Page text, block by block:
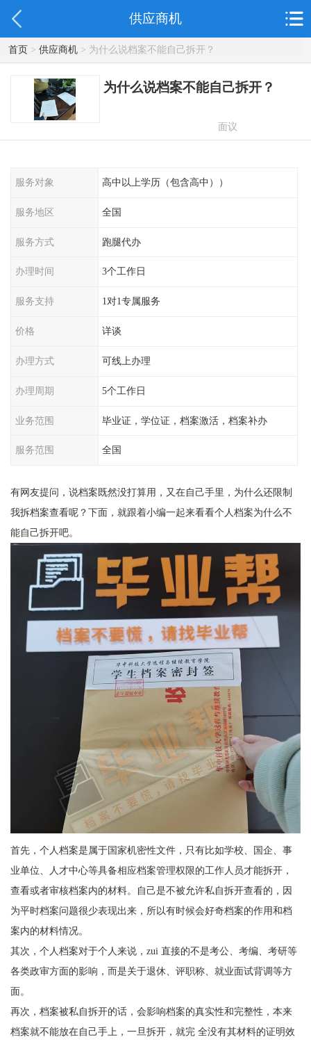
供应商机
首页> 供应商机> 为什么说档案不能自己拆开？
为什么说档案不能自己拆开？
面议
服务对象 高中以上学历（包含高中））
服务地区 全国
服务方式 跑腿代办
办理时间 3个工作日
服务支持 1对1专属服务
价格 详谈
办理方式 可线上办理
办理周期 5个工作日
业务范围 毕业证，学位证，档案激活，档案补办
服务范围 全国
有网友提问，说档案既然没打算用，又在自己手里，为什么还限制
我拆档案查看呢？下面，就跟着小编一起来看看个人档案为什么不
能自己拆开吧。
首先，个人档案是属于国家机密性文件，只有比如学校、国企、事
业单位、人才中心等具备相应档案管理权限的工作人员才能拆开，
查看或者审核档案内的材料。自己是不被允许私自拆开查看的，因
为平时档案问题很少表现出来，所以有时候会好奇档案的作用和档
案内的材料情况。
其次，个人档案对于个人来说，zui 直接的不是考公、考编、考研等
各类政审方面的影响，而是关于退休、评职称、就业面试背调等方
面。
再次，档案被私自拆开的话，会影响档案的真实性和完整性，本来
档案就不能放在自己手上，一旦拆开，就完 全没有其材料的证明效